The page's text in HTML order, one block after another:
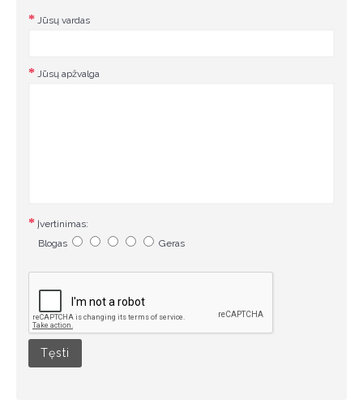
Jūsų vardas
Jūsų apžvalga
Įvertinimas:
Blogas
Geras
Tęsti